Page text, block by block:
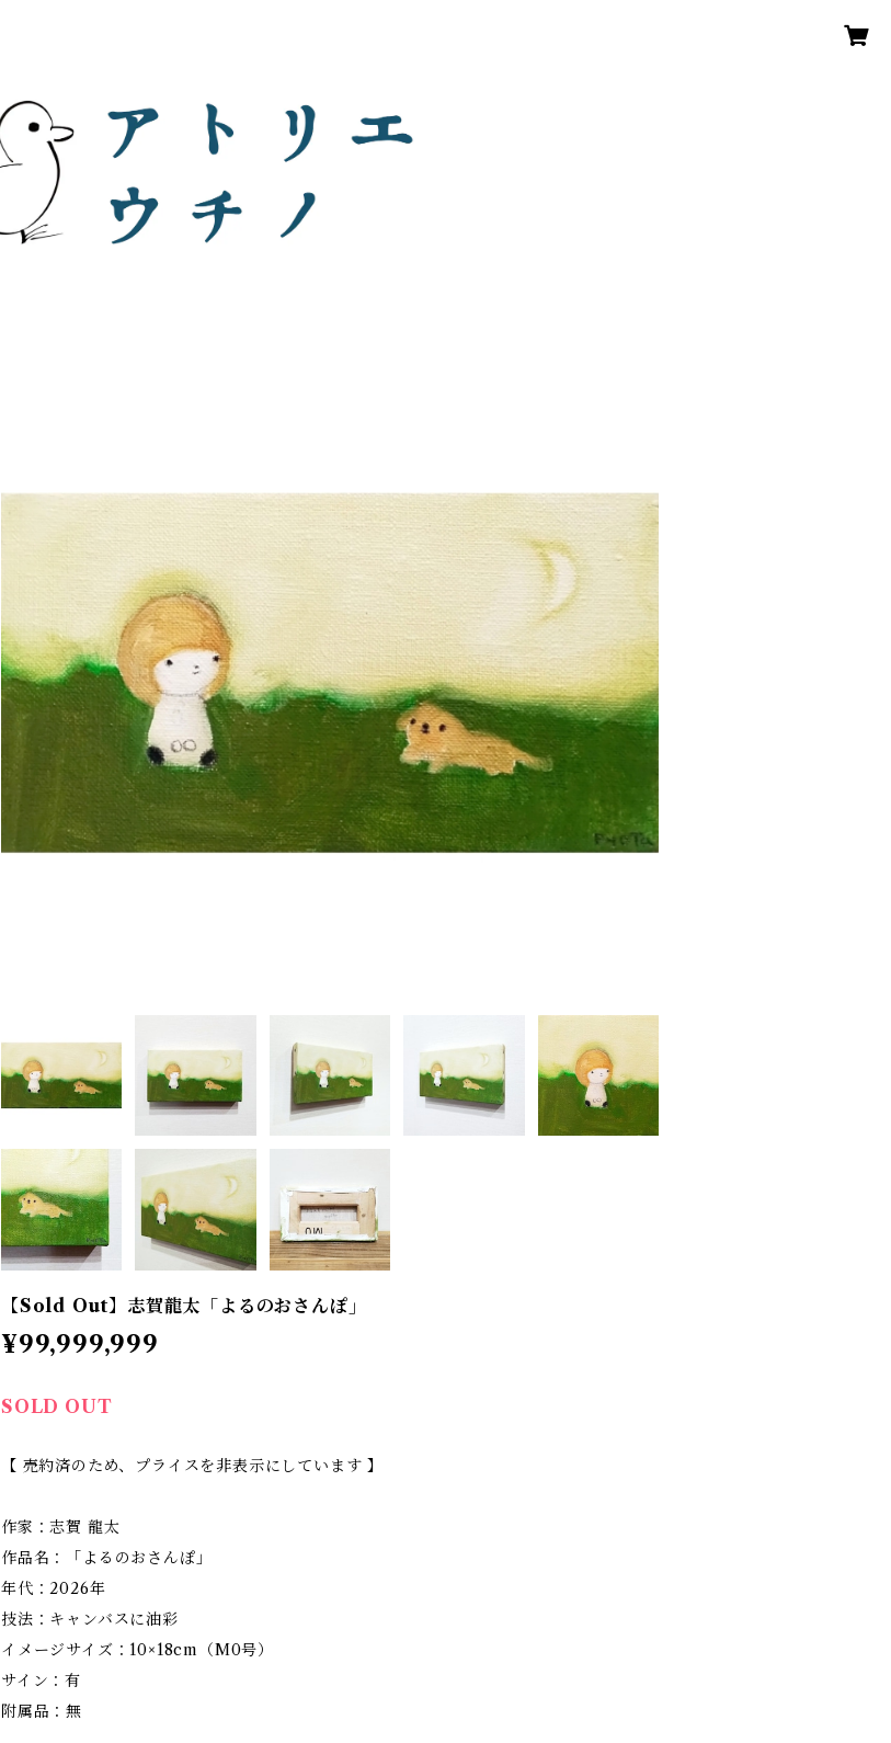
【Sold Out】志賀龍太「よるのおさんぽ」
¥99,999,999
SOLD OUT
【 売約済のため、プライスを非表示にしています 】
作家：志賀 龍太
作品名：「よるのおさんぽ」
年代：2026年
技法：キャンバスに油彩
イメージサイズ：10×18cm（M0号）
サイン：有
附属品：無